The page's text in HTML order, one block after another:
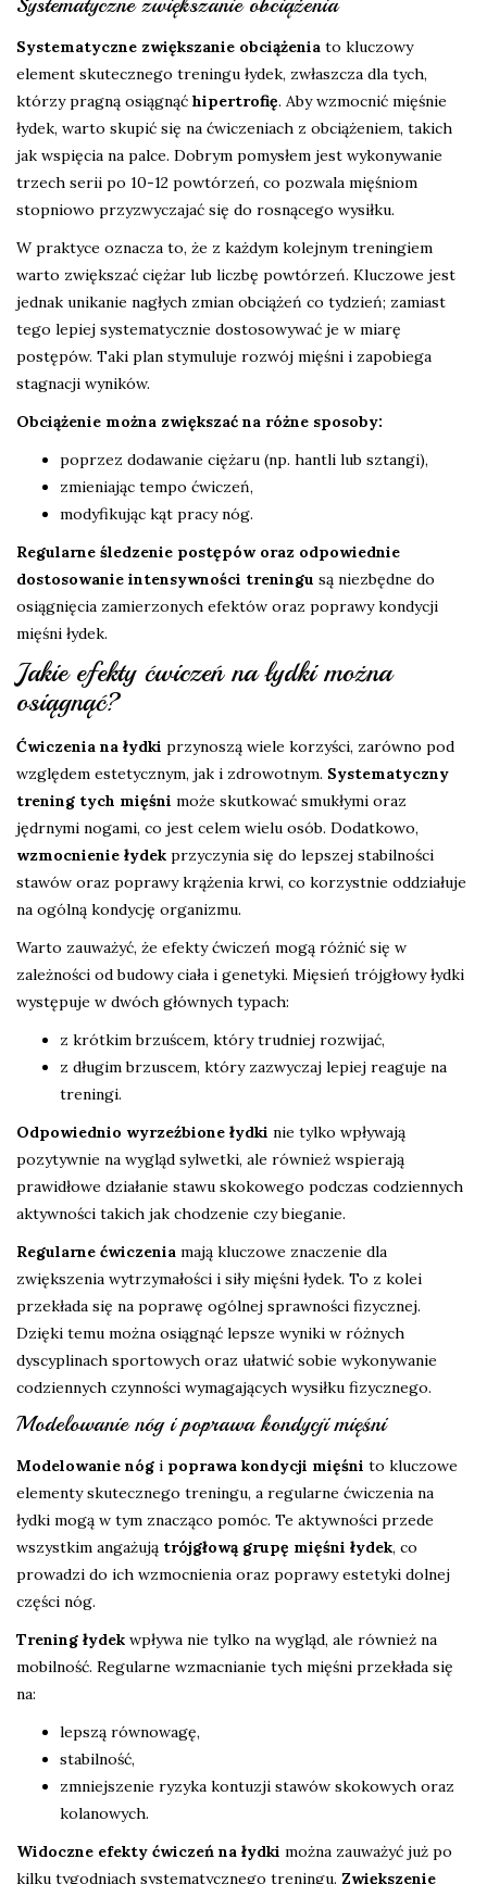
Systematyczne zwiększanie obciążenia to kluczowy
element skutecznego treningu łydek, zwłaszcza dla tych,
którzy pragną osiągnąć hipertrofię. Aby wzmocnić mięśnie
łydek, warto skupić się na ćwiczeniach z obciążeniem, takich
jak wspięcia na palce. Dobrym pomysłem jest wykonywanie
trzech serii po 10-12 powtórzeń, co pozwala mięśniom
stopniowo przyzwyczajać się do rosnącego wysiłku.
W praktyce oznacza to, że z każdym kolejnym treningiem
warto zwiększać ciężar lub liczbę powtórzeń. Kluczowe jest
jednak unikanie nagłych zmian obciążeń co tydzień; zamiast
tego lepiej systematycznie dostosowywać je w miarę
postępów. Taki plan stymuluje rozwój mięśni i zapobiega
stagnacji wyników.
Obciążenie można zwiększać na różne sposoby:
poprzez dodawanie ciężaru (np. hantli lub sztangi),
zmieniając tempo ćwiczeń,
modyfikując kąt pracy nóg.
Regularne śledzenie postępów oraz odpowiednie
dostosowanie intensywności treningu są niezbędne do
osiągnięcia zamierzonych efektów oraz poprawy kondycji
mięśni łydek.
Jakie efekty ćwiczeń na łydki można
osiągnąć?
Ćwiczenia na łydki przynoszą wiele korzyści, zarówno pod
względem estetycznym, jak i zdrowotnym. Systematyczny
trening tych mięśni może skutkować smukłymi oraz
jędrnymi nogami, co jest celem wielu osób. Dodatkowo,
wzmocnienie łydek przyczynia się do lepszej stabilności
stawów oraz poprawy krążenia krwi, co korzystnie oddziałuje
na ogólną kondycję organizmu.
Warto zauważyć, że efekty ćwiczeń mogą różnić się w
zależności od budowy ciała i genetyki. Mięsień trójgłowy łydki
występuje w dwóch głównych typach:
z krótkim brzuścem, który trudniej rozwijać,
z długim brzuscem, który zazwyczaj lepiej reaguje na
treningi.
Odpowiednio wyrzeźbione łydki nie tylko wpływają
pozytywnie na wygląd sylwetki, ale również wspierają
prawidłowe działanie stawu skokowego podczas codziennych
aktywności takich jak chodzenie czy bieganie.
Regularne ćwiczenia mają kluczowe znaczenie dla
zwiększenia wytrzymałości i siły mięśni łydek. To z kolei
przekłada się na poprawę ogólnej sprawności fizycznej.
Dzięki temu można osiągnąć lepsze wyniki w różnych
dyscyplinach sportowych oraz ułatwić sobie wykonywanie
codziennych czynności wymagających wysiłku fizycznego.
Modelowanie nóg i poprawa kondycji mięśni
Modelowanie nóg i poprawa kondycji mięśni to kluczowe
elementy skutecznego treningu, a regularne ćwiczenia na
łydki mogą w tym znacząco pomóc. Te aktywności przede
wszystkim angażują trójgłową grupę mięśni łydek, co
prowadzi do ich wzmocnienia oraz poprawy estetyki dolnej
części nóg.
Trening łydek wpływa nie tylko na wygląd, ale również na
mobilność. Regularne wzmacnianie tych mięśni przekłada się
na:
lepszą równowagę,
stabilność,
zmniejszenie ryzyka kontuzji stawów skokowych oraz
kolanowych.
Widoczne efekty ćwiczeń na łydki można zauważyć już po
kilku tygodniach systematycznego treningu. Zwiększenie